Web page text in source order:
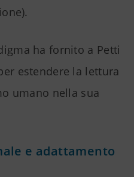
ha fornito a Petti
estendere la lettura
umano nella sua
e adattamento